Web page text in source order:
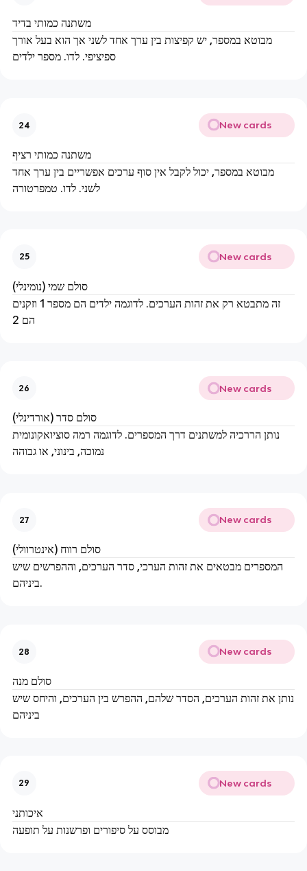
משתנה כמותי בדיד
מבוטא במספר, יש קפיצות בין ערך אחד לשני אך הוא בעל אורך
ספיציפי. לדו. מספר ילדים
24 New cards
משתנה כמותי רציף
מבוטא במספר, יכול לקבל אין סוף ערכים אפשריים בין ערך אחד
לשני. לדו. טמפרטורה
25 New cards
סולם שמי (נומינלי)
זה מתבטא רק את זהות הערכים. לדוגמה ילדים הם מספר 1 וזקנים
הם 2
26 New cards
סולם סדר (אורדינלי)
נותן הררכיה למשתנים דרך המספרים. לדוגמה רמה סוציואקונומית
נמוכה, בינוני, או גבוהה
27 New cards
סולם רווח (אינטרוולי)
המספרים מבטאים את זהות הערכי, סדר הערכים, וההפרשים שיש
ביניהם.
28 New cards
סולם מנה
נותן את זהות הערכים, הסדר שלהם, ההפרש בין הערכים, והיחס שיש
ביניהם
29 New cards
איכותני
מבוסס על סיפורים ופרשנות על תופעה